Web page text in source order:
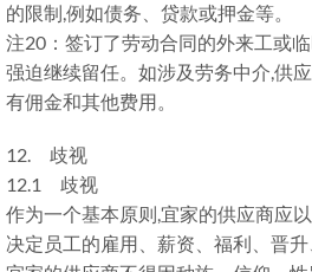
的限制,例如债务、贷款或押金等。
注20：签订了劳动合同的外来工或
强迫继续留任。如涉及劳务中介,供
有佣金和其他费用。
12. 歧视
12.1 歧视
作为一个基本原则,宜家的供应商应
决定员工的雇用、薪资、福利、晋升